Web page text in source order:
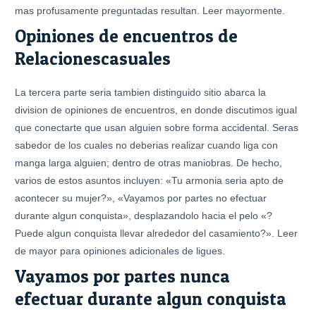
mas profusamente preguntadas resultan. Leer mayormente.
Opiniones de encuentros de
Relacionescasuales
La tercera parte seri­a tambien distinguido sitio abarca la
division de opiniones de encuentros, en donde discutimos igual
que conectarte que usan alguien sobre forma accidental. Seras
sabedor de los cuales no deberias realizar cuando liga con
manga larga alguien; dentro de otras maniobras. De hecho,
varios de estos asuntos incluyen: «Tu armonia seri­a apto de
acontecer su mujer?», «Vayamos por partes no efectuar
durante algun conquista», desplazandolo hacia el pelo «?
Puede algun conquista llevar alrededor del casamiento?». Leer
de mayor para opiniones adicionales de ligues.
Vayamos por partes nunca
efectuar durante algun conquista